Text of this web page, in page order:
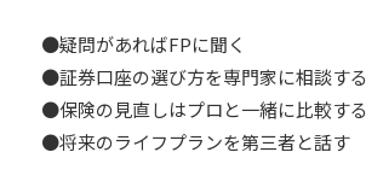
●疑問があればFPに聞く
●証券口座の選び方を専門家に相談する
●保険の見直しはプロと一緒に比較する
●将来のライフプランを第三者と話す